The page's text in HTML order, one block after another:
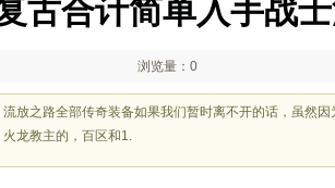
古合计简单入手战
浏览量：0
流放之路全部传奇装备如果我们暂时离不开的话，虽然
火龙教主的，百区和1.